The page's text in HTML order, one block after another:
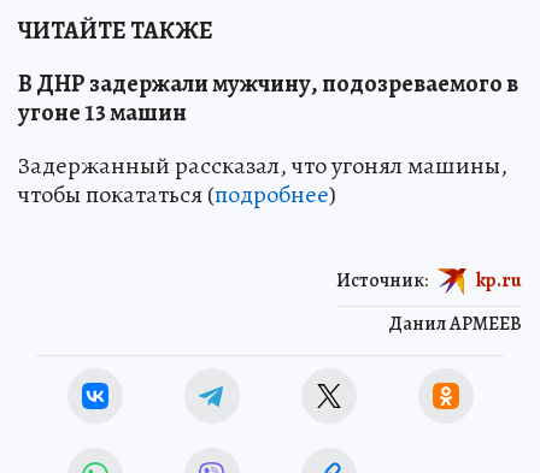
ЧИТАЙТЕ ТАКЖЕ
В ДНР задержали мужчину, подозреваемого в
угоне 13 машин
Задержанный рассказал, что угонял машины,
чтобы покататься (подробнее)
Данил АРМЕЕВ
Источник: kp.ru